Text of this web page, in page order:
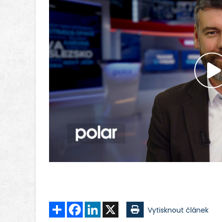
Sdílet FacebookLinkedIn Vytisknout článek